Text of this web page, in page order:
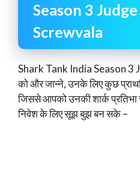
Season 3
Screwvala
Shark Tank India Season 3
को और जान्ने, उनके लिए कुछ
जिससे आपको उनकी शार्क
निवेश के लिए सूझ बुझ बन सके –